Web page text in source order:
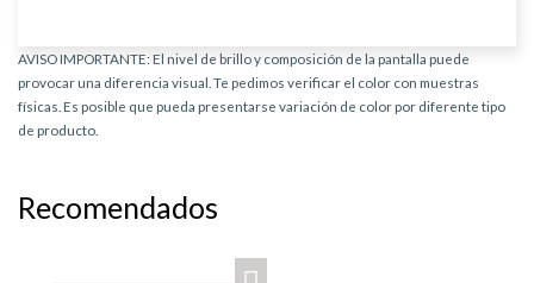
AVISO IMPORTANTE: El nivel de brillo y composición de la pantalla puede
provocar una diferencia visual. Te pedimos verificar el color con muestras
físicas. Es posible que pueda presentarse variación de color por diferente tipo
de producto.
Recomendados